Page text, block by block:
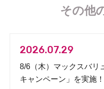
その他
2026.07.29
8/6（木）マックスバリ
キャンペーン」を実施！